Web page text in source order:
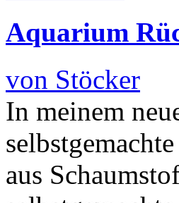
Aquarium
von Stöcker
In meinem
aus